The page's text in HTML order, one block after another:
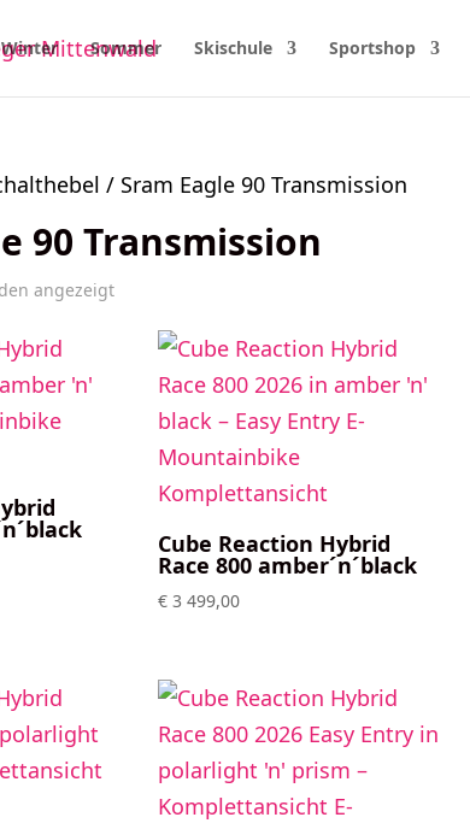
Winter Sommer Skischule Sportshop
/ Sram Eagle 90 Transmission
90 Transmission
angezeigt
Cube Reaction Hybrid
Race 800 amber´n´black
€ 3 499,00